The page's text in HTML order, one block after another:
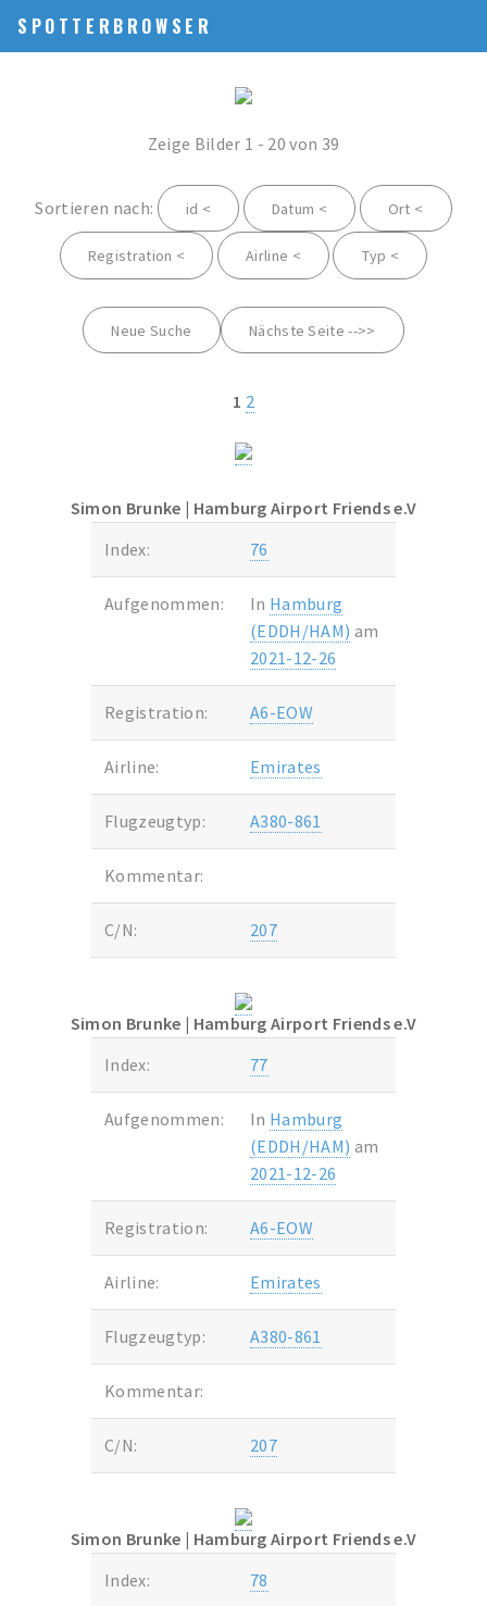
SPOTTERBROWSER
Zeige Bilder 1 - 20 von 39
Sortieren nach: id < Datum < Ort <
Registration < Airline < Typ <
Neue Suche Nächste Seite -->>
1 2
Simon Brunke | Hamburg Airport Friends e.V
Index:
76
Aufgenommen: In Hamburg
(EDDH/HAM) am
2021-12-26
Registration: A6-EOW
Airline: Emirates
Flugzeugtyp: A380-861
Kommentar:
C/N: 207
Simon Brunke | Hamburg Airport Friends e.V
Index:
77
Aufgenommen: In Hamburg
(EDDH/HAM) am
2021-12-26
Registration: A6-EOW
Airline: Emirates
Flugzeugtyp: A380-861
Kommentar:
C/N: 207
Simon Brunke | Hamburg Airport Friends e.V
Index:
78